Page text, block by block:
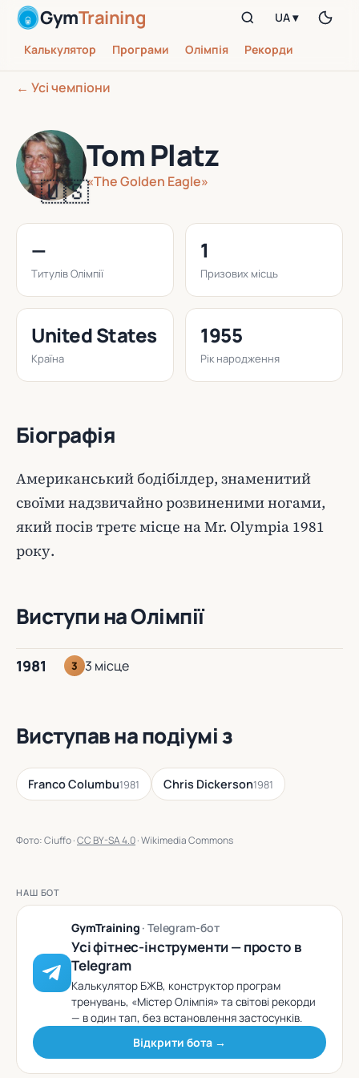
GymTraining
Калькулятор Програми Олімпія Рекорди
UA ▾
← Усі чемпіони
🇺🇸
Tom Platz
«The Golden Eagle»
—
Титулів Олімпії
1
Призових місць
United States
Країна
1955
Рік народження
Біографія
Американський бодібілдер, знаменитий
своїми надзвичайно розвиненими ногами,
який посів третє місце на Mr. Olympia 1981
року.
Виступи на Олімпії
1981 3 3 місце
Виступав на подіумі з
Franco Columbu1981 Chris Dickerson1981
Фото: Ciuffo ·CC BY-SA 4.0· Wikimedia Commons
НАШ БОТ
GymTraining · Telegram-бот
Усі фітнес-інструменти — просто в
Telegram
Калькулятор БЖВ, конструктор програм
тренувань, «Містер Олімпія» та світові рекорди
— в один тап, без встановлення застосунків.
Відкрити бота →